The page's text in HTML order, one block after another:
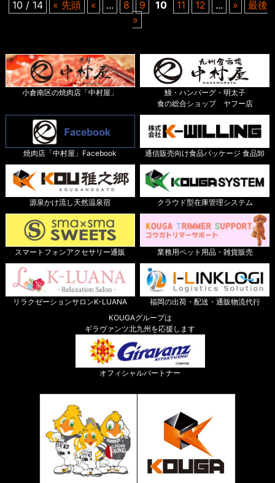
10 / 14 « 先頭 « ... 8 9 10 11 12 ... »
最後
»
小倉南区の焼肉店「中村屋」
鰻・ハンバーグ・明太子
食の総合ショップ ヤフー店
焼肉店「中村屋」Facebook 通信販売向け食品パッケージ 食品卸
源泉かけ流し天然温泉宿 クラウド型在庫管理システム
スマートフォンアクセサリー通販 業務用ペット用品・雑貨販売
リラクゼーションサロンK-LUANA
福岡の出荷・配送・通販物流代行
KOUGAグループは
ギラヴァンツ北九州を応援します
オフィシャルパートナー